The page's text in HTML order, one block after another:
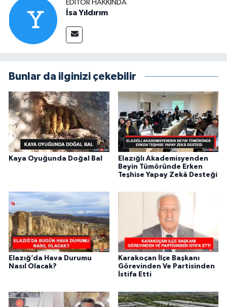
EDITÖR HAKKINDA
İsa Yıldırım
Bunlar da ilginizi çekebilir
Kaya Oyuğunda Doğal Bal
Elazığlı Akademisyenden
Beyin Tümöründe Erken
Teşhise Yapay Zekâ Desteği
Elazığ’da Hava Durumu
Nasıl Olacak?
Karakoçan İlçe Başkanı
Görevinden Ve Partisinden
İstifa Etti